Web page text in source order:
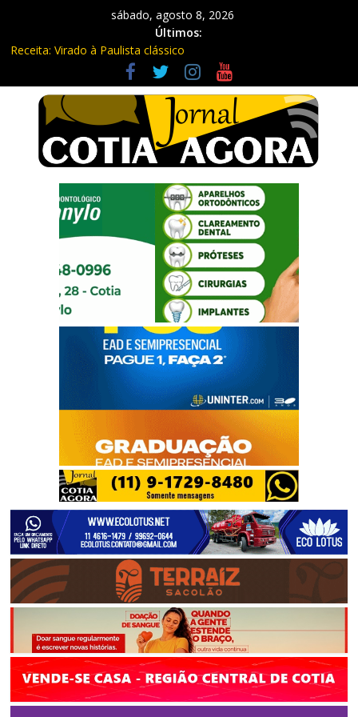
sábado, agosto 8, 2026
Últimos:
Receita: Virado à Paulista clássico
Ladrão de farmácia e procurado por maus-tratos são presos em
Vargem Grande Paulista
Cine Sustentável traz cinema ao ar livre e educação ambiental
para Vargem Grande
WhatsApp vai parar de funcionar em vários celulares em
setembro